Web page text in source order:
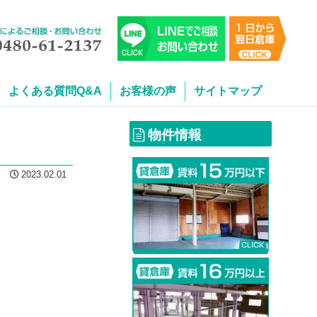
よくある質問Q&A お客様の声 サイトマップ
2023.02.01
物件情報